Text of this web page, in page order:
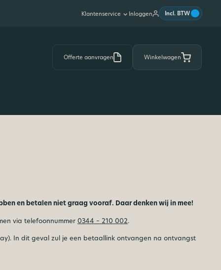
Klantenservice | Inloggen Incl. BTW
Offerte aanvragen Winkelwagen
en betalen niet graag vooraf. Daar denken wij in mee!
via telefoonnummer 0344 – 210 002.
In dit geval zul je een betaallink ontvangen na ontvangst